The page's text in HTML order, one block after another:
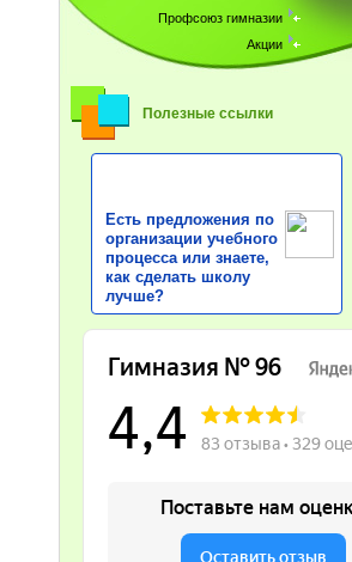
Профсоюз гимназии
Акции
Полезные ссылки
Есть предложения по
организации учебного
процесса или знаете,
как сделать школу
лучше?